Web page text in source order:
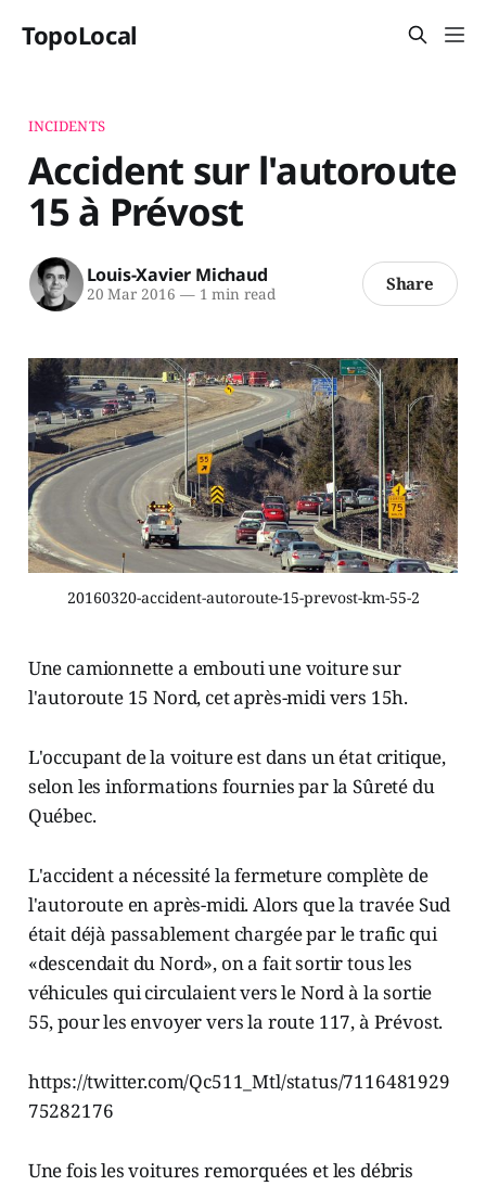
TopoLocal
INCIDENTS
Accident sur l'autoroute
15 à Prévost
Louis-Xavier Michaud
20 Mar 2016 —1 min read Share
20160320-accident-autoroute-15-prevost-km-55-2
Une camionnette a embouti une voiture sur
l'autoroute 15 Nord, cet après-midi vers 15h.
L'occupant de la voiture est dans un état critique,
selon les informations fournies par la Sûreté du
Québec.
L'accident a nécessité la fermeture complète de
l'autoroute en après-midi. Alors que la travée Sud
était déjà passablement chargée par le trafic qui
«descendait du Nord», on a fait sortir tous les
véhicules qui circulaient vers le Nord à la sortie
55, pour les envoyer vers la route 117, à Prévost.
https://twitter.com/Qc511_Mtl/status/7116481929
75282176
Une fois les voitures remorquées et les débris